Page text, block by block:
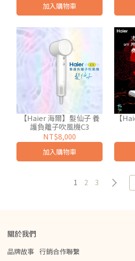
加入購物車
【Haier 海爾】髮仙子 養
護負離子吹風機C3
NT$8,000
加入購物車
【
1 2 3
關於我們
品牌故事 行銷合作聯繫